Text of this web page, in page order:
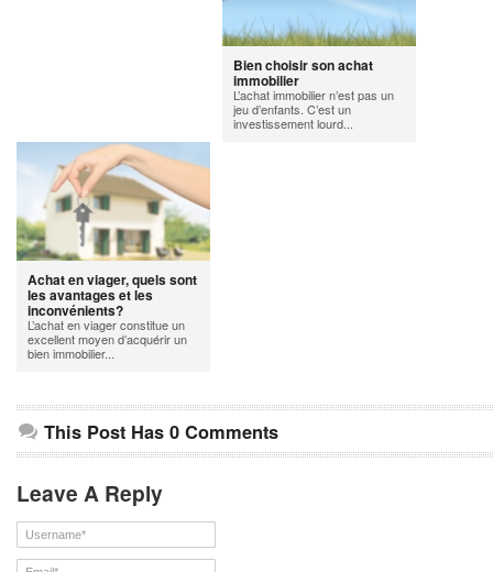
Bien choisir son achat
immobilier
L’achat immobilier n’est pas un
jeu d’enfants. C’est un
investissement lourd...
Achat en viager, quels sont
les avantages et les
inconvénients?
L’achat en viager constitue un
excellent moyen d’acquérir un
bien immobilier...
This Post Has 0 Comments
Leave A Reply